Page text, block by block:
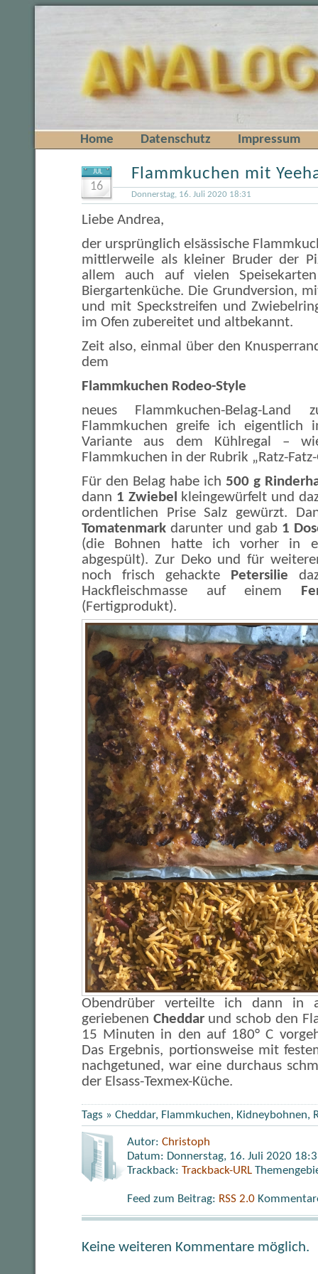
Home Datenschutz Impressum
JUL
16
Flammkuchen mit
Donnerstag, 16. Juli 2020 18:31
Liebe Andrea,
der ursprünglich elsässische
mittlerweile als kleiner Bruder der
allem auch auf vielen
Biergartenküche. Die Grundversion,
und mit Speckstreifen und
im Ofen zubereitet und altbekannt.
Zeit also, einmal über den
dem
Flammkuchen Rodeo-Style
neues Flammkuchen-Belag-
Flammkuchen greife ich eigentlich
Variante aus dem Kühlregal –
Flammkuchen in der Rubrik „Ratz-
Für den Belag habe ich 500 g
dann 1 Zwiebel
kleingewürfelt und
ordentlichen Prise Salz gewürzt.
Tomatenmark darunter und gab 1
(die Bohnen hatte ich vorher in
abgespült). Zur Deko und für
noch frisch gehackte
Petersilie
Hackfleischmasse auf einem
(Fertigprodukt).
Obendrüber verteilte ich dann in
geriebenen Cheddarund schob den
15 Minuten in den auf 180° C
Das Ergebnis, portionsweise mit
nachgetuned, war eine durchaus
der Elsass-Texmex-Küche.
Tags » Cheddar, Flammkuchen, Kidneybohnen,
Autor: Christoph
Datum: Donnerstag, 16. Juli 2020
Trackback: Trackback-URL
Feed zum Beitrag: RSS 2.0
Keine weiteren Kommentare möglich.